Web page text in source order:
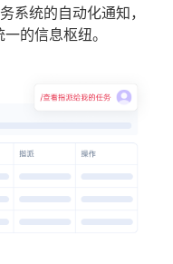
系统的自动化通知，
的信息枢纽。